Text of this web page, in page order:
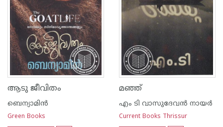
ആടു ജീവിതം
ബെന്യാമിന്‍
Green Books
മഞ്ഞ്
എം ടി വാസുദേവന്‍ നായര്‍
Current Books Thrissur